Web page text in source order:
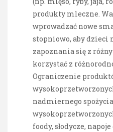
produkty mleczne.
wprowadzać nowe
stopniowo, aby dzieci
zapoznania się z
korzystać z
Ograniczenie
nadmiernego
foody, słodycze,